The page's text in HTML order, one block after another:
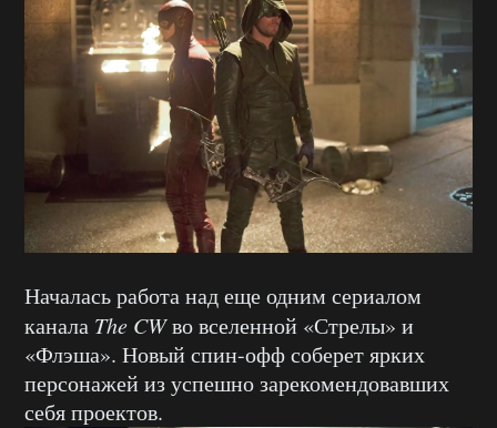
Началась работа над еще одним сериалом
канала The CWво вселенной «Стрелы» и
«Флэша». Новый спин-офф соберет ярких
персонажей из успешно зарекомендовавших
себя проектов.